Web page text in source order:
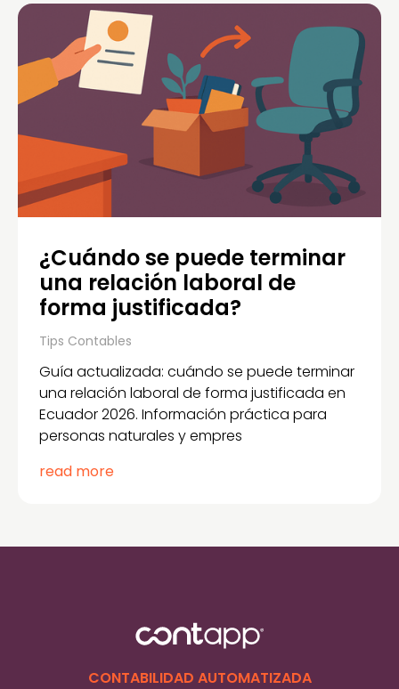
¿Cuándo se puede terminar
una relación laboral de
forma justificada?
Tips Contables
Guía actualizada: cuándo se puede terminar
una relación laboral de forma justificada en
Ecuador 2026. Información práctica para
personas naturales y empres
read more
CONTABILIDAD AUTOMATIZADA